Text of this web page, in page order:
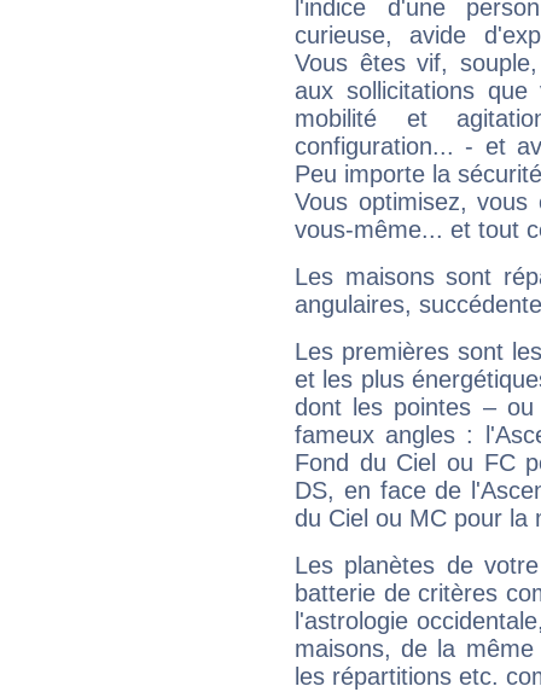
l'indice d'une
curieuse, avide
Vous êtes vif,
aux sollicitations
mobilité et
configuration... - et
Peu importe la
Vous optimisez, vous
vous-même... et tout
Les maisons sont
angulaires,
Les premières sont
et les plus
dont les pointes –
fameux angles :
Fond du Ciel ou FC
DS, en face de
du Ciel ou MC pour la
Les planètes de
batterie de critères
l'astrologie
maisons, de la
les répartitions etc.